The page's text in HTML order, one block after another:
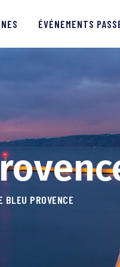
ÉVÉNEMENTS
BLEU PROVENCE